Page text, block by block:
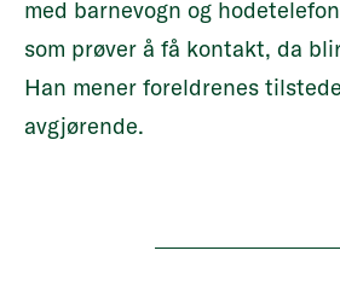
med barnevogn og
som prøver å få kontakt, da
Han mener foreldrenes
avgjørende.